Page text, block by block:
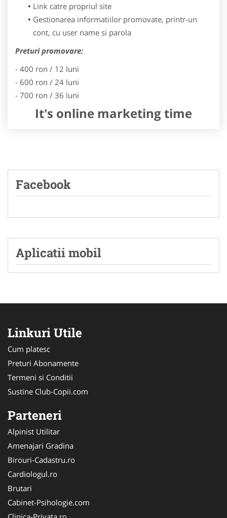
Link catre propriul site
Gestionarea informatiilor promovate, printr-un
cont, cu user name si parola
Preturi promovare:
- 400 ron / 12 luni
- 600 ron / 24 luni
- 700 ron / 36 luni
It's online marketing time
Facebook
Aplicatii mobil
Linkuri Utile
Cum platesc
Preturi Abonamente
Termeni si Conditii
Sustine Club-Copii.com
Parteneri
Alpinist Utilitar
Amenajari Gradina
Birouri-Cadastru.ro
Cardiologul.ro
Brutari
Cabinet-Psihologie.com